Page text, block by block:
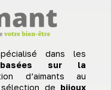
dans les
sur la
d’aimants au
de bijoux